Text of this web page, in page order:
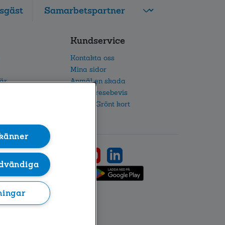
Tjänstepension
grupp
Leverantörswebb
Kundservice
Kontakta oss
Mina sidor
Anmäl en skada
Beställ resebevis
Beställ Grönt kort